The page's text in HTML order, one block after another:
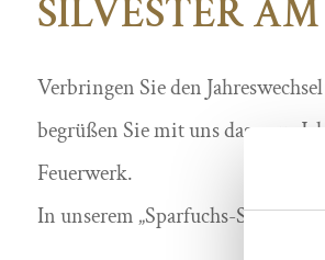
SILVESTER AM
Verbringen Sie den
begrüßen Sie mit uns das neue
Feuerwerk.
In unserem „Sparfuchs-Spezial“